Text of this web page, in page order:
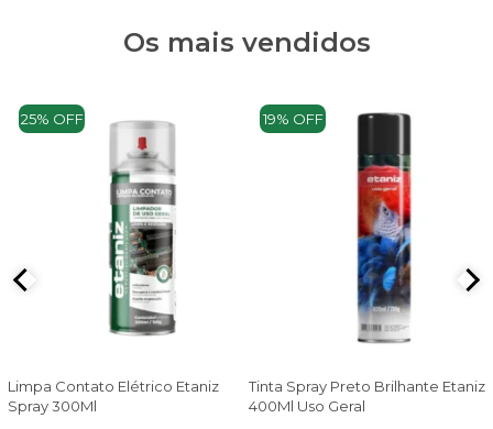
Os mais vendidos
25% OFF
Limpa Contato Elétrico Etaniz
Spray 300Ml
19% OFF
Tinta Spray Preto Brilhante Etaniz
400Ml Uso Geral